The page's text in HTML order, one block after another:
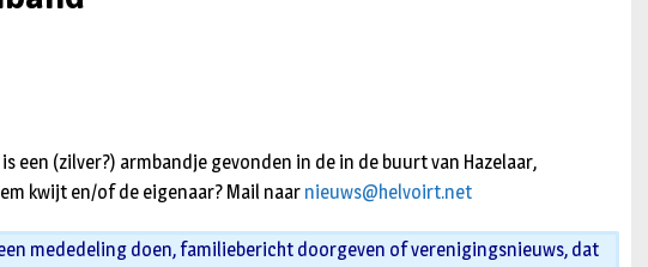
is een (zilver?) armbandje gevonden in de in de buurt van Hazelaar,
kwijt en/of de eigenaar? Mail naar nieuws@helvoirt.net
mededeling doen, familiebericht doorgeven of verenigingsnieuws, dat